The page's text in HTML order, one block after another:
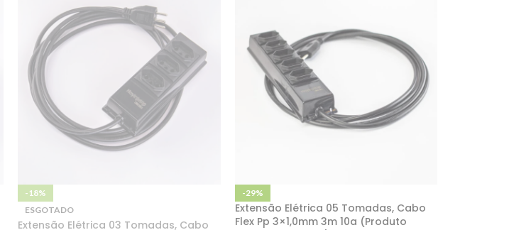
-18%
ESGOTADO
Extensão Elétrica 03 Tomadas, Cabo
-29%
Extensão Elétrica 05 Tomadas, Cabo
Flex Pp 3×1,0mm 3m 10a (Produto